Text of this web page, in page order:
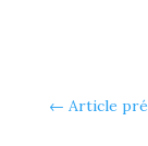
← Article